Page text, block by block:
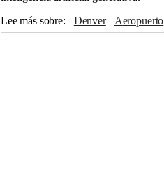
Lee más sobre
Denver Aeropuerto